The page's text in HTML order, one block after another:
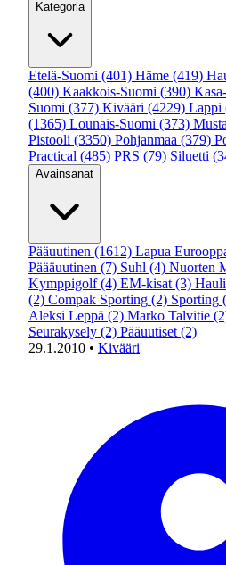
Kategoria
Etelä-Suomi (401) Häme (419)
(400) Kaakkois-Suomi (390)
Suomi (377) Kivääri (4229) Lappi
(1365) Lounais-Suomi (373)
Pistooli (3350) Pohjanmaa (379)
Practical (485) PRS (79) Siluetti
Avainsanat
Pääuutinen (1612) Lapua
Päääuutinen (7) Suhl (4) Nuorten
Kymppigolf (4) EM-kisat (3)
(2) Compak Sporting (2) Sporting
Aleksi Leppä (2) Marko Talvitie
Seurakysely (2) Pääuutiset (2)
29.1.2010 • Kivääri